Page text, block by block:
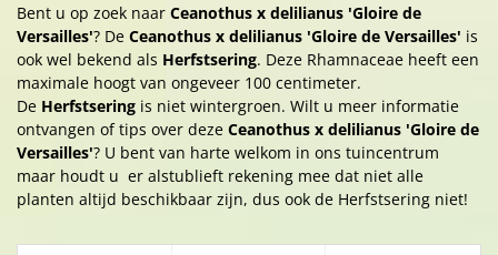
Bent u op zoek naar Ceanothus x delilianus 'Gloire de
Versailles'? De Ceanothus x delilianus 'Gloire de Versailles' is
ook wel bekend als Herfstsering. Deze Rhamnaceae heeft een
maximale hoogt van ongeveer 100 centimeter.
De Herfstsering is niet wintergroen. Wilt u meer informatie
ontvangen of tips over deze Ceanothus x delilianus 'Gloire de
Versailles'? U bent van harte welkom in ons tuincentrum
maar houdt u er alstublieft rekening mee dat niet alle
planten altijd beschikbaar zijn, dus ook de Herfstsering niet!